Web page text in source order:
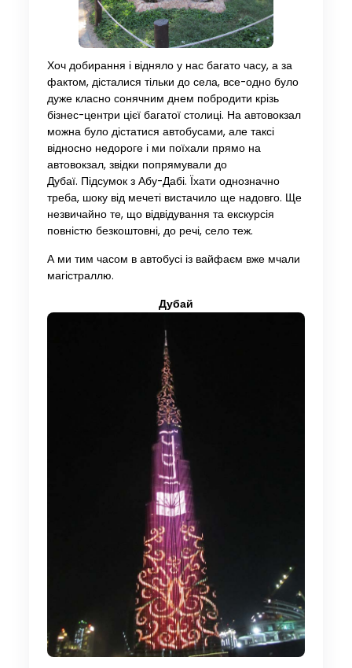
Хоч добирання і відняло у нас багато часу, а за
фактом, дісталися тільки до села, все-одно було
дуже класно сонячним днем ​​побродити крізь
бізнес-центри цієї багатої столиці. На автовокзал
можна було дістатися автобусами, але таксі
відносно недороге і ми поїхали прямо на
автовокзал, звідки попрямували до
Дубаї. Підсумок з Абу-Дабі. Їхати однозначно
треба, шоку від мечеті вистачило ще надовго. Ще
незвичайно те, що відвідування та екскурсія
повністю безкоштовні, до речі, село теж.
А ми тим часом в автобусі із вайфаєм вже мчали
магістраллю.
Дубай